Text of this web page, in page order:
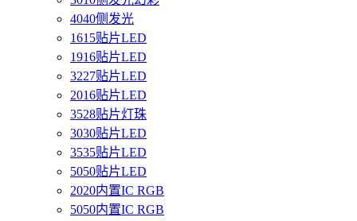
4040侧发光
1615贴片LED
1916贴片LED
3227贴片LED
2016贴片LED
3528贴片灯珠
3030贴片LED
3535贴片LED
5050贴片LED
2020内置IC RGB
5050内置IC RGB